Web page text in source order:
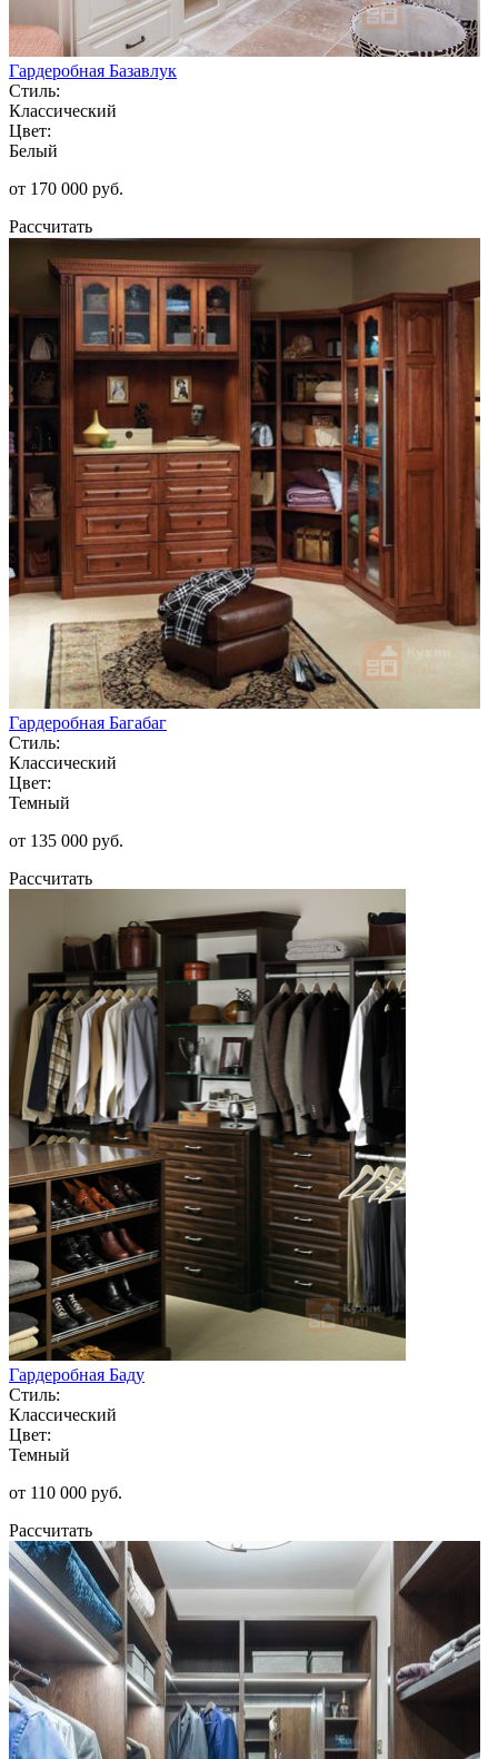
Гардеробная Базавлук
Стиль:
Классический
Цвет:
Белый
от 170 000 руб.
Рассчитать
Гардеробная Багабаг
Стиль:
Классический
Цвет:
Темный
от 135 000 руб.
Рассчитать
Гардеробная Баду
Стиль:
Классический
Цвет:
Темный
от 110 000 руб.
Рассчитать